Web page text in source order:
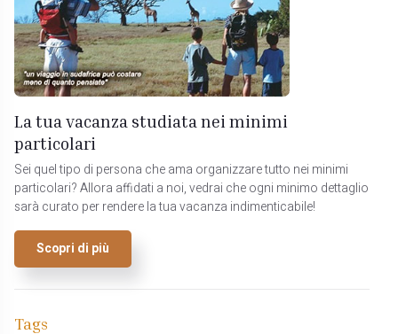
La tua vacanza studiata nei minimi
particolari
Sei quel tipo di persona che ama organizzare tutto nei minimi
particolari? Allora affidati a noi, vedrai che ogni minimo dettaglio
sarà curato per rendere la tua vacanza indimenticabile!
Scopri di più
Tags